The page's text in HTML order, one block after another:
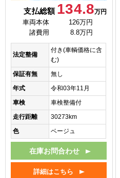
支払総額 134.8万円
車両本体
126万円
諸費用
8.8万円
法定整備
付き(車輌価格に含
む)
保証有無
無し
年式
令和03年11月
車検
車検整備付
走行距離
30273km
色
ベージュ
在庫お問合わせ
詳細はこちら